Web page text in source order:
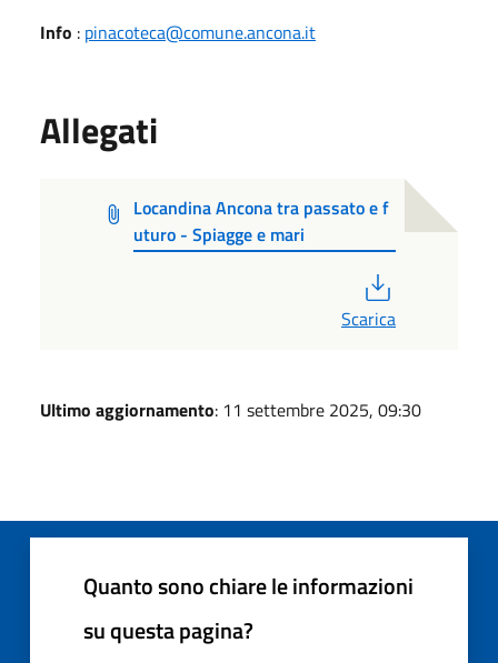
Info : pinacoteca@comune.ancona.it
Allegati
Locandina Ancona tra passato e f
uturo - Spiagge e mari
Scarica
Ultimo aggiornamento: 11 settembre 2025, 09:30
Quanto sono chiare le informazioni
su questa pagina?